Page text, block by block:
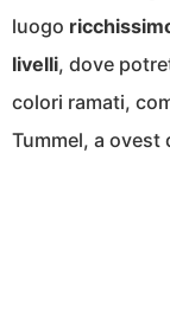
luogo
livelli, dove
colori ramati,
Tummel, a ovest